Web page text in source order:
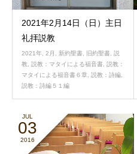
2021年2月14日（日）主日
礼拝説教
2021年, 2月 , 新約聖書, 旧約聖書, 説
教, 説教：マタイによる福音書, 説教：
マタイによる福音書６章, 説教：詩編,
説教：詩編５１編
JUL
03
2016